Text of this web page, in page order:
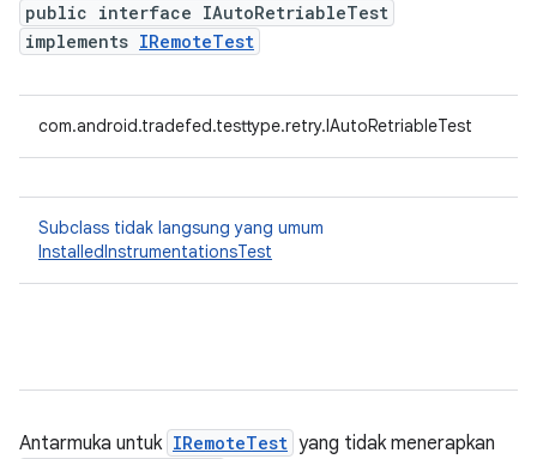
public interface IAutoRetriableTest
implements IRemoteTest
com.android.tradefed.testtype.retry.IAutoRetriableTest
Subclass tidak langsung yang umum
InstalledInstrumentationsTest
Antarmuka untuk IRemoteTest yang tidak menerapkan